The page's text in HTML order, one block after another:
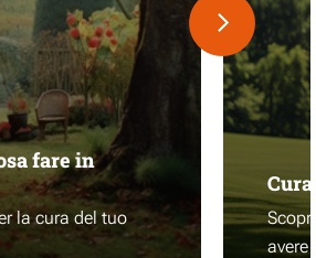
fare in
la cura del tuo
avere